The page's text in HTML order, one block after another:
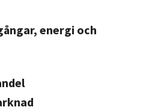
energi och